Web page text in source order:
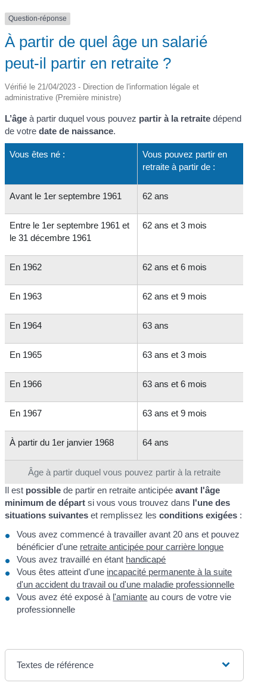
Question-réponse
À partir de quel âge un salarié
peut-il partir en retraite ?
Vérifié le 21/04/2023 - Direction de l'information légale et
administrative (Première ministre)
L’âge à partir duquel vous pouvez partir à la retraite dépend
de votredate de naissance.
Âge à partir duquel vous pouvez partir à la retraite
Vous êtes né :
Vous pouvez partir en
retraite à partir de :
Avant le 1er septembre 1961 62 ans
Entre le 1er septembre 1961 et
le 31 décembre 1961
62 ans et 3 mois
En 1962 62 ans et 6 mois
En 1963 62 ans et 9 mois
En 1964 63 ans
En 1965 63 ans et 3 mois
En 1966 63 ans et 6 mois
En 1967 63 ans et 9 mois
À partir du 1er janvier 1968 64 ans
Il est possible de partir en retraite anticipéeavant l'âge
minimum de départ si vous vous trouvez dans l'une des
situations suivantes et remplissez lesconditions exigées :
Vous avez commencé à travailler avant 20 ans et pouvez
bénéficier d'une retraite anticipée pour carrière longue
Vous avez travaillé en étant handicapé
Vous êtes atteint d'une incapacité permanente à la suite
d'un accident du travail ou d'une maladie professionnelle
Vous avez été exposé à l'amiante au cours de votre vie
professionnelle
Textes de référence